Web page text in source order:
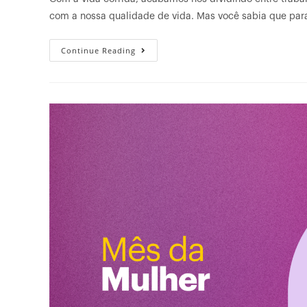
com a nossa qualidade de vida. Mas você sabia que
Continue Reading